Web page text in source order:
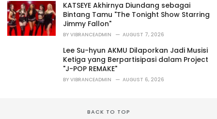
KATSEYE Akhirnya Diundang sebagai
Bintang Tamu "The Tonight Show Starring
Jimmy Fallon"
BY VIBRANCEADMIN AUGUST 7, 2026
Lee Su-hyun AKMU Dilaporkan Jadi Musisi
Ketiga yang Berpartisipasi dalam Project
"J-POP REMAKE"
BY VIBRANCEADMIN AUGUST 6, 2026
BACK TO TOP